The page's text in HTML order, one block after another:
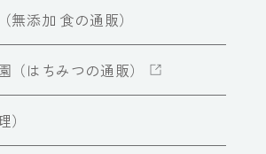
無添加 食の通販）
（はちみつの通販）